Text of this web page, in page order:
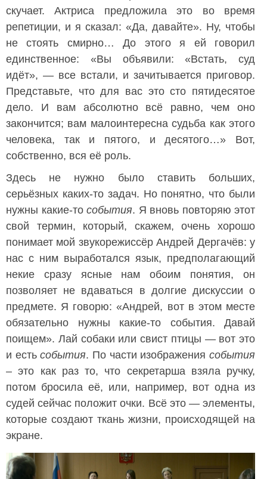
скучает. Актриса предложила это во время
репетиции, и я сказал: «Да, давайте». Ну, чтобы
не стоять смирно… До этого я ей говорил
единственное: «Вы объявили: «Встать, суд
идёт», — все встали, и зачитывается приговор.
Представьте, что для вас это сто пятидесятое
дело. И вам абсолютно всё равно, чем оно
закончится; вам малоинтересна судьба как этого
человека, так и пятого, и десятого…» Вот,
собственно, вся её роль.
Здесь не нужно было ставить больших,
серьёзных каких-то задач. Но понятно, что были
нужны какие-то события. Я вновь повторяю этот
свой термин, который, скажем, очень хорошо
понимает мой звукорежиссёр Андрей Дергачёв: у
нас с ним выработался язык, предполагающий
некие сразу ясные нам обоим понятия, он
позволяет не вдаваться в долгие дискуссии о
предмете. Я говорю: «Андрей, вот в этом месте
обязательно нужны какие-то события. Давай
поищем». Лай собаки или свист птицы — вот это
и естьсобытия. По части изображениясобытия
– это как раз то, что секретарша взяла ручку,
потом бросила её, или, например, вот одна из
судей сейчас положит очки. Всё это — элементы,
которые создают ткань жизни, происходящей на
экране.